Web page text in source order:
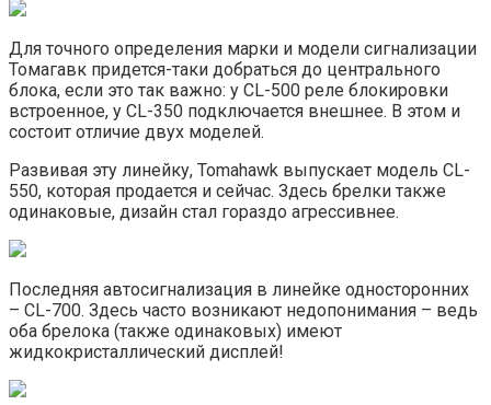
Для точного определения марки и модели сигнализации
Томагавк придется-таки добраться до центрального
блока, если это так важно: у CL-500 реле блокировки
встроенное, у CL-350 подключается внешнее. В этом и
состоит отличие двух моделей.
Развивая эту линейку, Tomahawk выпускает модель CL-
550, которая продается и сейчас. Здесь брелки также
одинаковые, дизайн стал гораздо агрессивнее.
Последняя автосигнализация в линейке односторонних
– CL-700. Здесь часто возникают недопонимания – ведь
оба брелока (также одинаковых) имеют
жидкокристаллический дисплей!